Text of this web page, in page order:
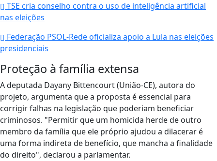
TSE cria conselho contra o uso de inteligência artificial
nas eleições
Federação PSOL-Rede oficializa apoio a Lula nas eleições
presidenciais
Proteção à família extensa
A deputada Dayany Bittencourt (União-CE), autora do
projeto, argumenta que a proposta é essencial para
corrigir falhas na legislação que poderiam beneficiar
criminosos. "Permitir que um homicida herde de outro
membro da família que ele próprio ajudou a dilacerar é
uma forma indireta de benefício, que mancha a finalidade
do direito", declarou a parlamentar.